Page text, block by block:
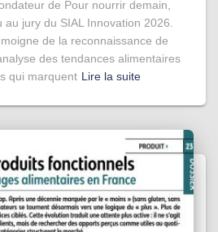
de Pour nourrir demain,
jury du SIAL Innovation 2026.
de la reconnaissance de
des tendances alimentaires
qui marquent Lire la suite